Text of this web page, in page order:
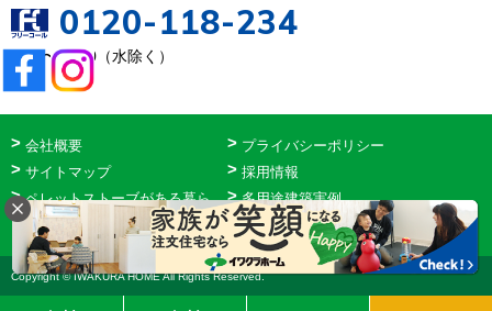
0120-118-234
9:00〜18:00（水除く）
会社概要
プライバシーポリシー
サイトマップ
採用情報
ペレットストーブがある暮ら
し
多用途建築実例
ホテルニューバジェット
Copyright © IWAKURA HOME All Rights Reserved.